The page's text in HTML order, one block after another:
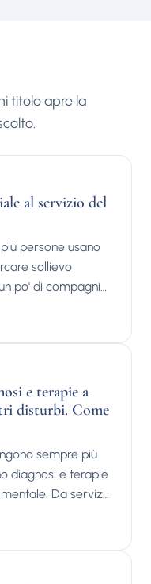
titolo apre la
al servizio del
persone usano
sollievo
po' di compagnia.
mentale
Scoprilo
stampa, tv e
e terapie a
disturbi. Come
sempre più
diagnosi e terapie
Da servizi
servire i servizi
capire se offrono